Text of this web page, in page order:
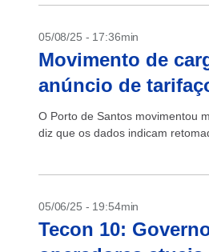
05/08/25 - 17:36min
Movimento de
anúncio de
O Porto de Santos movimentou
diz que os dados indicam
05/06/25 - 19:54min
Tecon 10: